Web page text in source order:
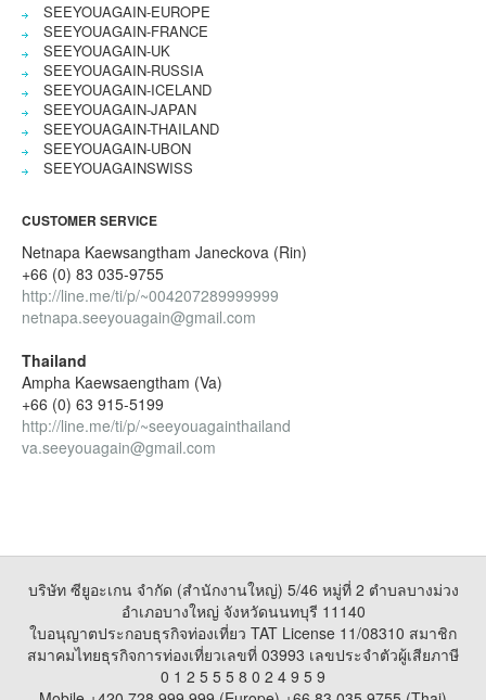
SEEYOUAGAIN-EUROPE
SEEYOUAGAIN-FRANCE
SEEYOUAGAIN-UK
SEEYOUAGAIN-RUSSIA
SEEYOUAGAIN-ICELAND
SEEYOUAGAIN-JAPAN
SEEYOUAGAIN-THAILAND
SEEYOUAGAIN-UBON
SEEYOUAGAINSWISS
CUSTOMER SERVICE
Netnapa Kaewsangtham Janeckova (Rin)
+66 (0) 83 035-9755
http://line.me/ti/p/~004207289999999
netnapa.seeyouagain@gmail.com
Thailand
Ampha Kaewsaengtham (Va)
+66 (0) 63 915-5199
http://line.me/ti/p/~seeyouagainthailand
va.seeyouagain@gmail.com
บริษัท ซียูอะเกน จำกัด (สำนักงานใหญ่) 5/46 หมู่ที่ 2 ตำบลบางม่วง
อำเภอบางใหญ่ จังหวัดนนทบุรี 11140
ใบอนุญาตประกอบธุรกิจท่องเที่ยว TAT License 11/08310 สมาชิก
สมาคมไทยธุรกิจการท่องเที่ยวเลขที่ 03993 เลขประจำตัวผู้เสียภาษี
0 1 2 5 5 5 8 0 2 4 9 5 9